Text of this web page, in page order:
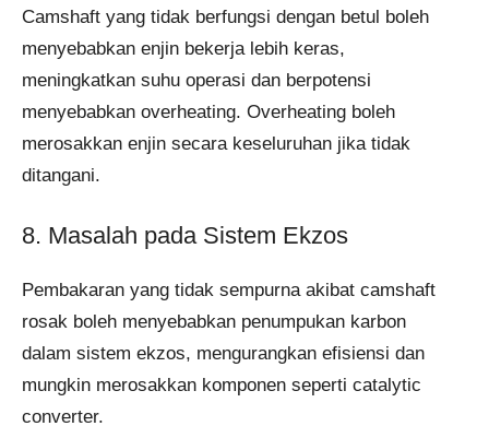
Camshaft yang tidak berfungsi dengan betul boleh
menyebabkan enjin bekerja lebih keras,
meningkatkan suhu operasi dan berpotensi
menyebabkan overheating. Overheating boleh
merosakkan enjin secara keseluruhan jika tidak
ditangani.
8. Masalah pada Sistem Ekzos
Pembakaran yang tidak sempurna akibat camshaft
rosak boleh menyebabkan penumpukan karbon
dalam sistem ekzos, mengurangkan efisiensi dan
mungkin merosakkan komponen seperti catalytic
converter.